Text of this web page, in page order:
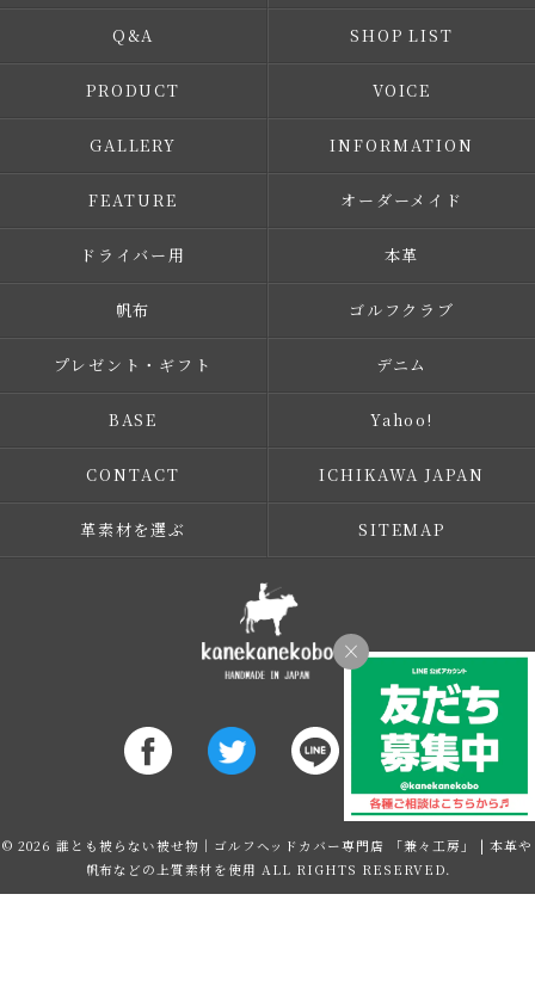
×
Q&A SHOP LIST
PRODUCT VOICE
GALLERY INFORMATION
FEATURE オーダーメイド
ドライバー用 本革
帆布 ゴルフクラブ
プレゼント・ギフト デニム
BASE Yahoo!
CONTACT ICHIKAWA JAPAN
革素材を選ぶ SITEMAP
© 2026 誰とも被らない被せ物｜ゴルフヘッドカバー専門店 「兼々工房」 | 本革や
帆布などの上質素材を使用 ALL RIGHTS RESERVED.